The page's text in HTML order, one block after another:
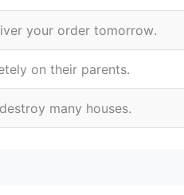
.The online store will deliver your order tomorrow
.Children depend completely on their parents
.The heavy storm could destroy many houses